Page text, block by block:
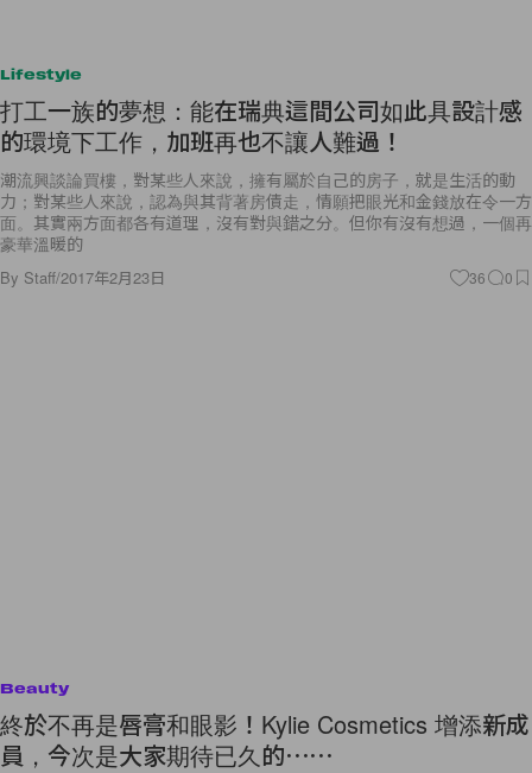
Lifestyle
打工一族的夢想：能在瑞典這間公司如此具設計感
的環境下工作，加班再也不讓人難過！
潮流興談論買樓，對某些人來說，擁有屬於自己的房子，就是生活的動
力；對某些人來說，認為與其背著房債走，情願把眼光和金錢放在令一方
面。其實兩方面都各有道理，沒有對與錯之分。但你有沒有想過，一個再
豪華溫暖的
By Staff/2017年2月23日 36 0
Beauty
終於不再是唇膏和眼影！Kylie Cosmetics 增添新成
員，今次是大家期待已久的⋯⋯